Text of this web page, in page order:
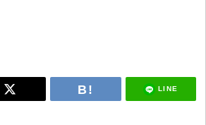
LINE